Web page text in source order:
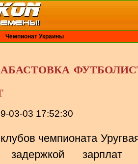
Чемпионат Украины
03-03 17:52:30
чемпионата
задержкой